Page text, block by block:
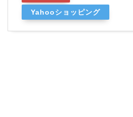
Yahooショッピング